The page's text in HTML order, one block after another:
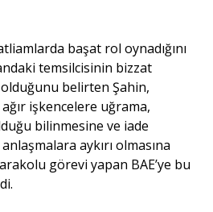
başat rol oynadığını
temsilcisinin bizzat
belirten Şahin,
işkencelere uğrama,
bilinmesine ve iade
aykırı olmasına
görevi yapan BAE’ye bu